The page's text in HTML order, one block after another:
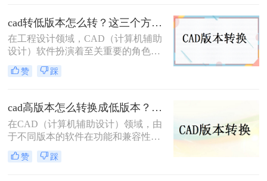
CAD文件的版本降低。那么cad版本
太高怎么降呢？本文将介绍四种有效
的方法来实现这一目标。
cad转低版本怎么转？这三个方法都可以转换版本！
在工程设计领域，CAD（计算机辅助
设计）软件扮演着至关重要的角色。
然而，由于不同版本的CAD软件之间
存在兼容性问题，有时我们需要将高
在旧版本的软件中打开和编辑。那么
CAD转低版本怎么转呢？本文将为您
介绍几种将CAD文件转换为低版本的
方法，帮助您解决兼容性问题。
赞 踩
cad高版本怎么转换成低版本？为你带来3个好用的方法！
在CAD（计算机辅助设计）领域，由
于不同版本的软件在功能和兼容性上
存在差异，有时我们需要将高版本的
CAD文件转换为低版本，以便在旧版
赞 踩